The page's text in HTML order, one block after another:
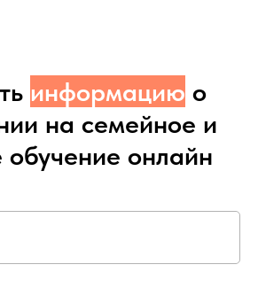
информацию о
на семейное и
обучение онлайн